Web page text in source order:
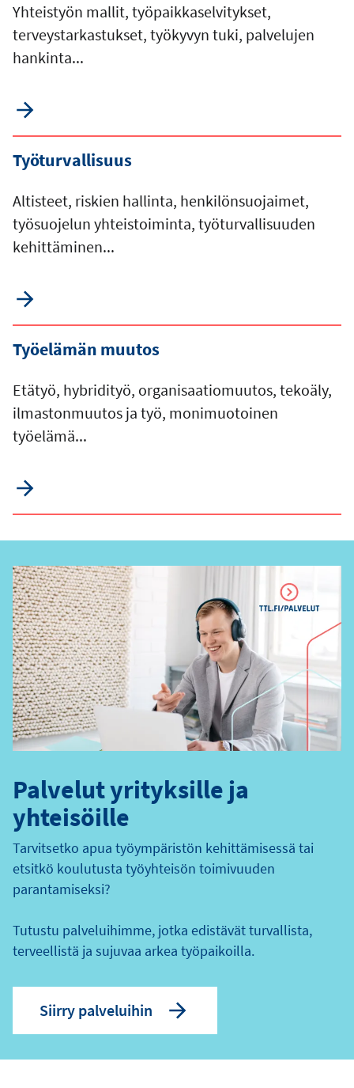
Yhteistyön mallit, työpaikkaselvitykset,
terveystarkastukset, työkyvyn tuki, palvelujen
hankinta...
Työturvallisuus
Altisteet, riskien hallinta, henkilönsuojaimet,
työsuojelun yhteistoiminta, työturvallisuuden
kehittäminen...
Työelämän muutos
Etätyö, hybridityö, organisaatiomuutos, tekoäly,
ilmastonmuutos ja työ, monimuotoinen
työelämä...
Palvelut yrityksille ja
yhteisöille
Tarvitsetko apua työympäristön kehittämisessä tai
etsitkö koulutusta työyhteisön toimivuuden
parantamiseksi?
Tutustu palveluihimme, jotka edistävät turvallista,
terveellistä ja sujuvaa arkea työpaikoilla.
Siirry palveluihin